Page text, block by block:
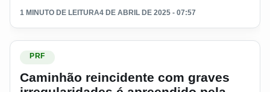
1 MINUTO DE LEITURA4 DE ABRIL DE 2025 - 07:57
Ler materia: Caminhão reincidente com graves
PRF
Caminhão reincidente com graves